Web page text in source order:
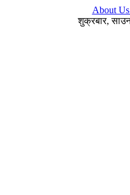
About Us
शुक्रबार,